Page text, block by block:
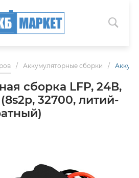
/ Аккумуляторные сборки /
сборка LFP, 24В,
32700, литий-